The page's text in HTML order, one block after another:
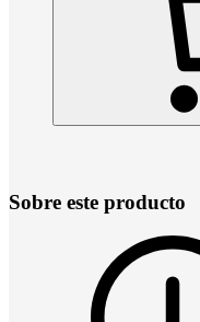
Sobre este producto